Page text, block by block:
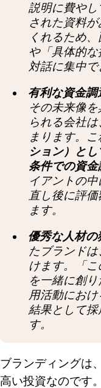
説明に費や
された資料
くれるため
や「具体的
対話に集中で
有利な資金調
その未来像
られる会社
まります。こ
ション）と
条件での資金
イアントの
直し後に評
ます。
優秀な人材の
たブランド
けます。「
を一緒に創
用活動におけ
結果として
す。
ブランディングは
高い投資なのです。